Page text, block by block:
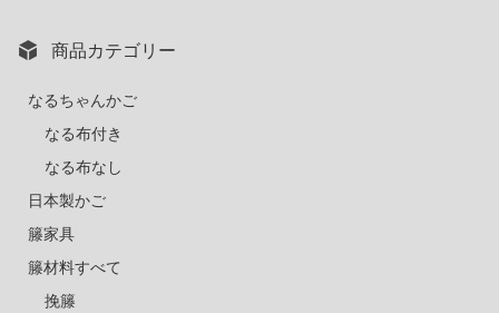
商品カテゴリー
なるちゃんかご
なる布付き
なる布なし
日本製かご
籐家具
籐材料すべて
挽籐